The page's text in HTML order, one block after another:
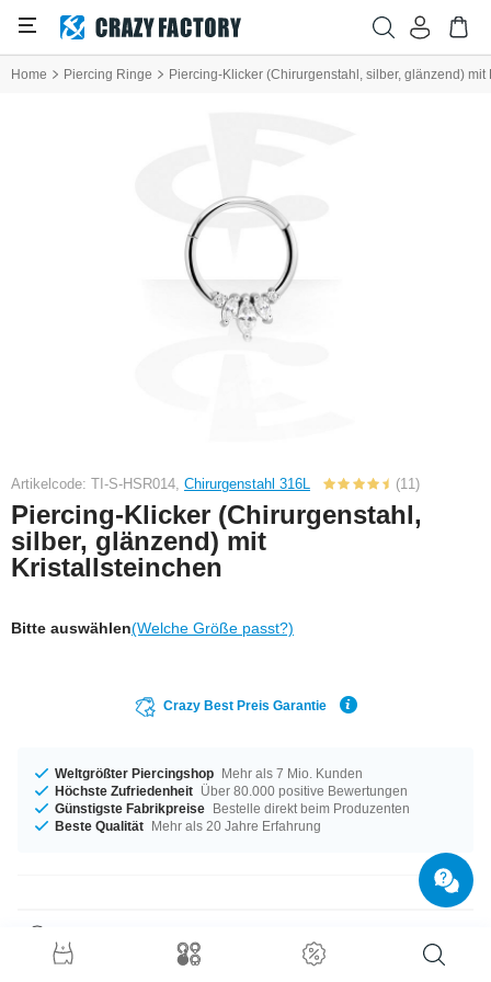
Home Piercing Ringe Piercing-Klicker (Chirurgenstahl, silber, glänzend) mit
Artikelcode: TI-S-HSR014, Chirurgenstahl 316L (11)
Piercing-Klicker (Chirurgenstahl,
silber, glänzend) mit
Kristallsteinchen
Bitte auswählen(Welche Größe passt?)
Crazy Best Preis Garantie
Weltgrößter Piercingshop Mehr als 7 Mio. Kunden
Höchste Zufriedenheit Über 80.000 positive Bewertungen
Günstigste Fabrikpreise Bestelle direkt beim Produzenten
Beste Qualität Mehr als 20 Jahre Erfahrung
In den Materialstärken von 1,0 mm und 1,2 mm auf Lager vorrätig. Mit